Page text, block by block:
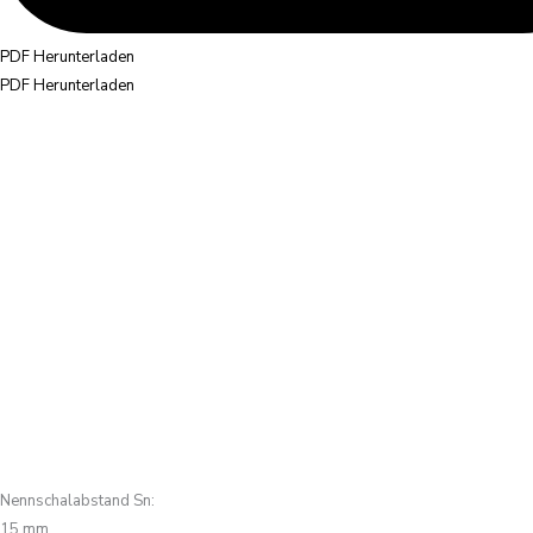
PDF Herunterladen
PDF Herunterladen
Nennschalabstand Sn: